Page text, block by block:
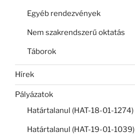
Egyéb rendezvények
Nem szakrendszerű oktatás
Táborok
Hírek
Pályázatok
Határtalanul (HAT-18-01-1274)
Határtalanul (HAT-19-01-1039)